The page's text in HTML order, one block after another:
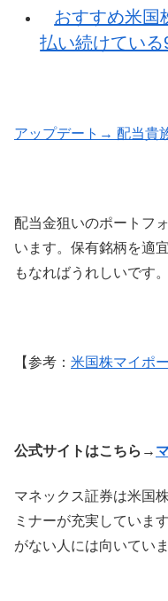
おすすめ米国
払い続けている
アップデート→ 配当貴
配当金狙いのポートフ
います。保有銘柄を適
もなればうれしいです。
【参考： 米国株マイポ
公式サイトはこちら→
マネックス証券は米国
ミナーが充実していま
がない人には向いていま